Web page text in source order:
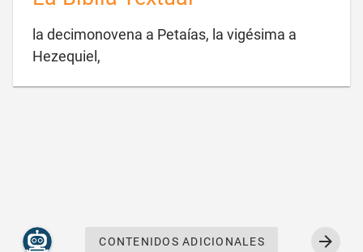
la decimonovena a Petaías, la vigésima a
Hezequiel,
CONTENIDOS ADICIONALES